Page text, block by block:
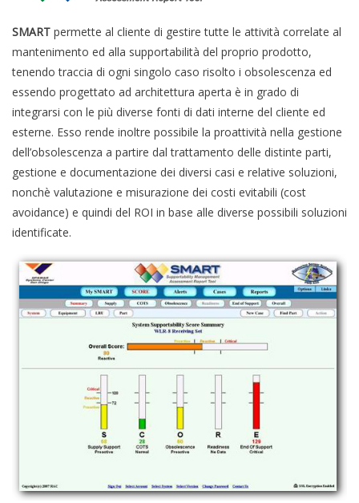
SMART permette al cliente di gestire tutte le attività correlate al
mantenimento ed alla supportabilità del proprio prodotto,
tenendo traccia di ogni singolo caso risolto i obsolescenza ed
essendo progettato ad architettura aperta è in grado di
integrarsi con le più diverse fonti di dati interne del cliente ed
esterne. Esso rende inoltre possibile la proattività nella gestione
dell’obsolescenza a partire dal trattamento delle distinte parti,
gestione e documentazione dei diversi casi e relative soluzioni,
nonchè valutazione e misurazione dei costi evitabili (cost
avoidance) e quindi del ROI in base alle diverse possibili soluzioni
identificate.